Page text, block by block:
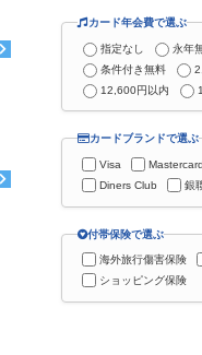
カード年会費で選ぶ
指定なし 永年
条件付き無料
12,600円以内
カードブランドで選ぶ
Visa
Diners Club
銀
付帯保険で選ぶ
海外旅行傷害保険
ショッピング保険